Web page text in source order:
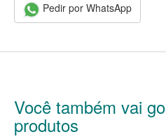
Pedir por WhatsApp
Você também vai
produtos